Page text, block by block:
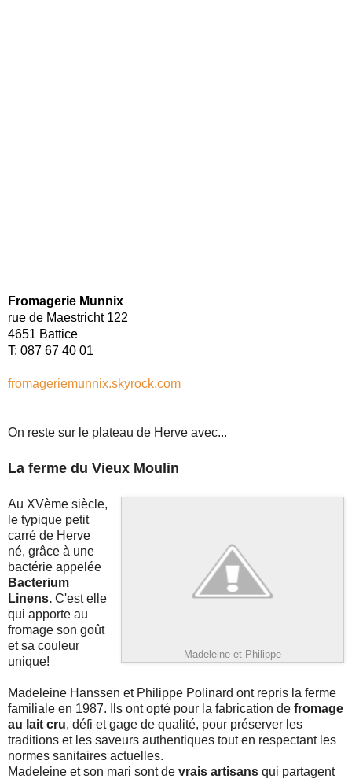
Fromagerie Munnix
rue de Maestricht 122
4651 Battice
T: 087 67 40 01
fromageriemunnix.skyrock.com
On reste sur le plateau de Herve avec...
La ferme du Vieux Moulin
Madeleine et Philippe
Au XVème siècle,
le typique petit
carré de Herve
né, grâce à une
bactérie appelée
Bacterium
Linens. C'est elle
qui apporte au
fromage son goût
et sa couleur
unique!
Madeleine Hanssen et Philippe Polinard ont repris la ferme
familiale en 1987. Ils ont opté pour la fabrication de fromage
au lait cru, défi et gage de qualité, pour préserver les
traditions et les saveurs authentiques tout en respectant les
normes sanitaires actuelles.
Madeleine et son mari sont de vrais artisans qui partagent